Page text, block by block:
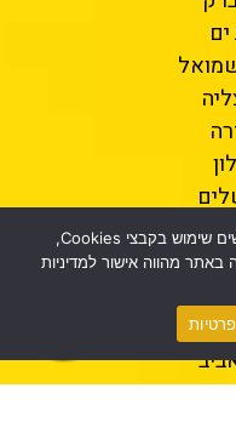
סבא
גן
לשם חוויית שימוש נוחה ובטוחה אנו עושים שימוש בקבצי Cookies,
מהווה אישור למדיניות